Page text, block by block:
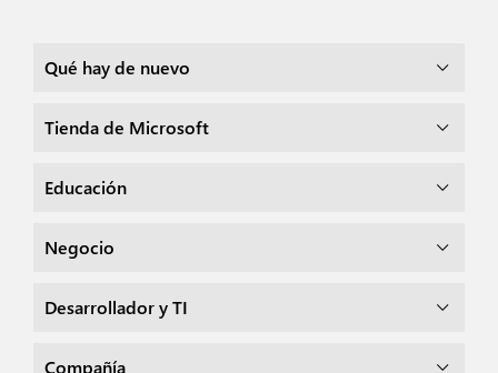
Qué hay de nuevo
Tienda de Microsoft
Educación
Negocio
Desarrollador y TI
Compañía